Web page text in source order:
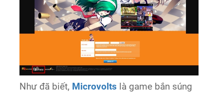
Như đã biết, Microvolts là game bắn súng